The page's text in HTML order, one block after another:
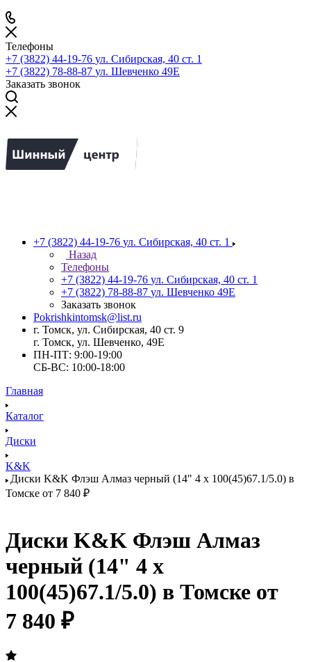
Телефоны
+7 (3822) 44-19-76 ул. Сибирская, 40 ст. 1
+7 (3822) 78-88-87 ул. Шевченко 49Е
Заказать звонок
+7 (3822) 44-19-76 ул. Сибирская, 40 ст. 1
Назад
Телефоны
+7 (3822) 44-19-76 ул. Сибирская, 40 ст. 1
+7 (3822) 78-88-87 ул. Шевченко 49Е
Заказать звонок
Pokrishkintomsk@list.ru
г. Томск, ул. Сибирская, 40 ст. 9
г. Томск, ул. Шевченко, 49Е
ПН-ПТ: 9:00-19:00
СБ-ВС: 10:00-18:00
Главная
Каталог
Диски
K&K
Диски K&K Флэш Алмаз черный (14" 4 x 100(45)67.1/5.0) в
Томске от 7 840 ₽
Диски K&K Флэш Алмаз
черный (14" 4 x
100(45)67.1/5.0) в Томске от
7 840 ₽